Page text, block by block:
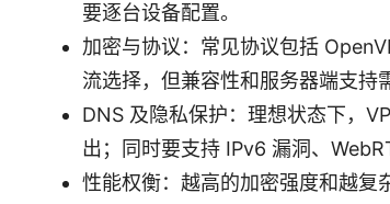
要逐台设备配置。
加密与协议：常见协议包括
流选择，但兼容性和服务器端支持
DNS 及隐私保护：理想状态下，
出；同时要支持 IPv6 漏洞、
性能权衡：越高的加密强度和越复